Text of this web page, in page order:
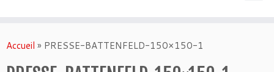
auAccueil » PRESSE-BATTENFELD-150×150-1